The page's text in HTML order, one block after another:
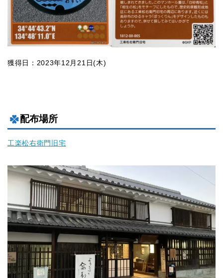
獲得日：2023年12月21日(木)
配布場所
工楽松右衛門旧宅